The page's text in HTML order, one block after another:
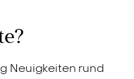
Neuigkeiten rund